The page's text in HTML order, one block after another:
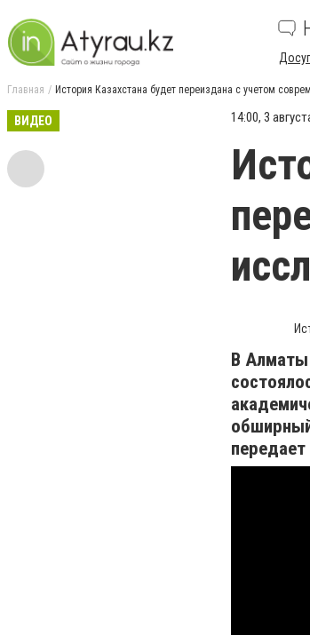
Досуг
Главная История Казахстана будет переиздана с учетом
ВИДЕО 14:00, 3
В Алматы
передает